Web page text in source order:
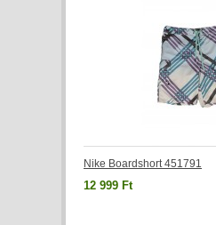
Nike Boardshort 451791
12 999 Ft